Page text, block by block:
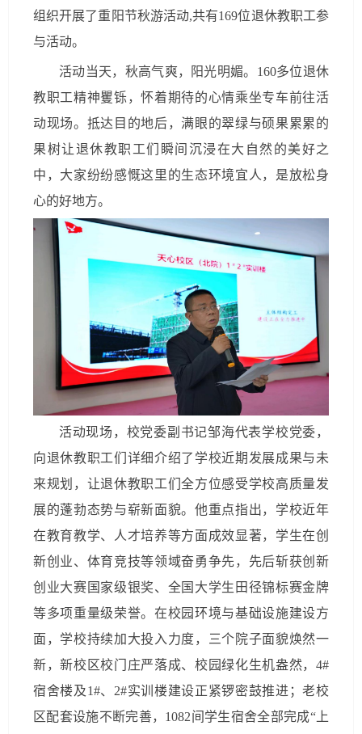
组织开展了重阳节秋游活动,共有169位退休教职工参
与活动。
活动当天，秋高气爽，阳光明媚。160多位退休
教职工精神矍铄，怀着期待的心情乘坐专车前往活
动现场。抵达目的地后，满眼的翠绿与硕果累累的
果树让退休教职工们瞬间沉浸在大自然的美好之
中，大家纷纷感慨这里的生态环境宜人，是放松身
心的好地方。
活动现场，校党委副书记邹海代表学校党委，
向退休教职工们详细介绍了学校近期发展成果与未
来规划，让退休教职工们全方位感受学校高质量发
展的蓬勃态势与崭新面貌。他重点指出，学校近年
在教育教学、人才培养等方面成效显著，学生在创
新创业、体育竞技等领域奋勇争先，先后斩获创新
创业大赛国家级银奖、全国大学生田径锦标赛金牌
等多项重量级荣誉。在校园环境与基础设施建设方
面，学校持续加大投入力度，三个院子面貌焕然一
新，新校区校门庄严落成、校园绿化生机盎然，4#
宿舍楼及1#、2#实训楼建设正紧锣密鼓推进；老校
区配套设施不断完善，1082间学生宿舍全部完成“上